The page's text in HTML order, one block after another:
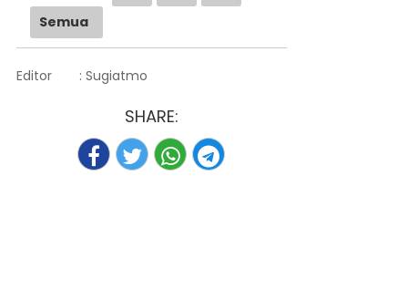
Semua
Editor : Sugiatmo
SHARE: